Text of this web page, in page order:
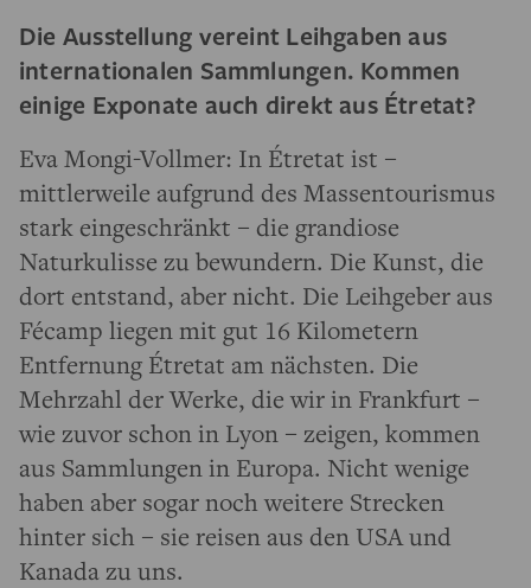
Die Ausstellung vereint Leihgaben aus
internationalen Sammlungen. Kommen
einige Exponate auch direkt aus Étretat?
Eva Mongi-Vollmer: In Étretat ist –
mittlerweile aufgrund des Massentourismus
stark eingeschränkt – die grandiose
Naturkulisse zu bewundern. Die Kunst, die
dort entstand, aber nicht. Die Leihgeber aus
Fécamp liegen mit gut 16 Kilometern
Entfernung Étretat am nächsten. Die
Mehrzahl der Werke, die wir in Frankfurt –
wie zuvor schon in Lyon – zeigen, kommen
aus Sammlungen in Europa. Nicht wenige
haben aber sogar noch weitere Strecken
hinter sich – sie reisen aus den USA und
Kanada zu uns.